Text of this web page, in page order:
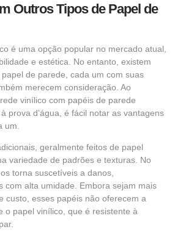
Outros Tipos de Papel de
é uma opção popular no mercado atual,
e estética. No entanto, existem
de parede, cada um com suas
merecem consideração. Ao
vinílico com papéis de parede
prova d’água, é fácil notar as vantagens
um.
geralmente feitos de papel
variedade de padrões e texturas. No
torna suscetíveis a danos,
com alta umidade. Embora sejam mais
custo, esses papéis não oferecem a
o papel vinílico, que é resistente à